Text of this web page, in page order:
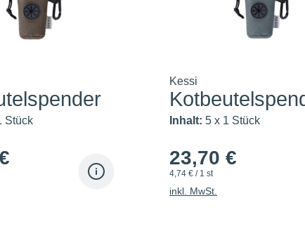
Stück
Kessi
grau
Inhalt: 5 x 1 Stück
23,70 €
4,74 € / 1 st
inkl. MwSt.